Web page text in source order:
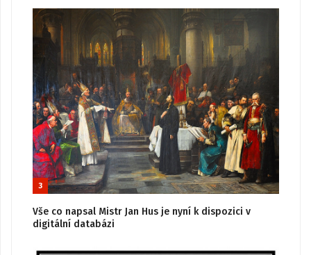
3
Vše co napsal Mistr Jan Hus je nyní k dispozici v
digitální databázi